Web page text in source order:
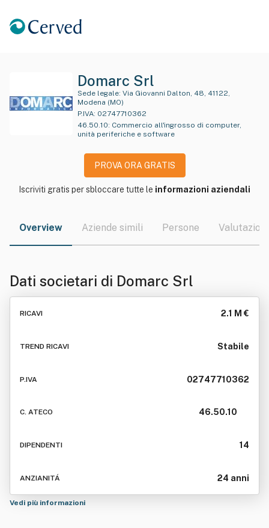
Domarc Srl
Sede legale:
Modena (MO)
P.IVA: 02747710362
46.50.10: Commercio all'ingrosso di computer,
unità periferiche e software
PROVA ORA GRATIS
Iscriviti gratis per sbloccare tutte le informazioni aziendali
Overview Aziende simili Persone Valutazioni
Dati societari di Domarc Srl
RICAVI 2.1 M €
TREND RICAVI Stabile
P.IVA 02747710362
C. ATECO 46.50.10
DIPENDENTI 14
ANZIANITÁ 24 anni
Vedi più informazioni